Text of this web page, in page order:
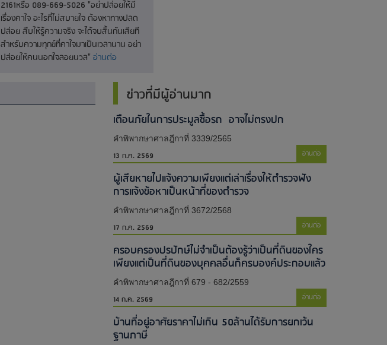
2161หรือ 089-669-5026 "อย่าปล่อยให้มี
เรื่องคาใจ อะไรที่ไม่สบายใจ ต้องหาทางปลด
ปล่อย สืบให้รู้ความจริง จะได้จบสิ้นกันเสียที
สำหรับความทุกข์ที่คาใจมาเป็นเวลานาน อย่า
ปล่อยให้คนนอกใจลอยนวล" อ่านต่อ
ข่าวที่มีผู้อ่านมาก
เตือนภัยในการประมูลซื้อรถ อาจไม่ตรงปก
คำพิพากษาศาลฎีกาที่ 3339/2565
13 ก.ค. 2569 อ่านต่อ
ผู้เสียหายไปแจ้งความเพียงแต่เล่าเรื่องให้ตำรวจฟัง
การแจ้งข้อหาเป็นหน้าที่ของตำรวจ
คำพิพากษาศาลฎีกาที่ 3672/2568
17 ก.ค. 2569 อ่านต่อ
ครอบครองปรปักษ์ไม่จำเป็นต้องรู้ว่าเป็นที่ดินของใคร
เพียงแต่เป็นที่ดินของบุคคลอื่นก็ครบองค์ประกอบแล้ว
คำพิพากษาศาลฎีกาที่ 679 - 682/2559
14 ก.ค. 2569 อ่านต่อ
บ้านที่อยู่อาศัยราคาไม่เกิน 50ล้านได้รับการยกเว้น
ฐานภาษี